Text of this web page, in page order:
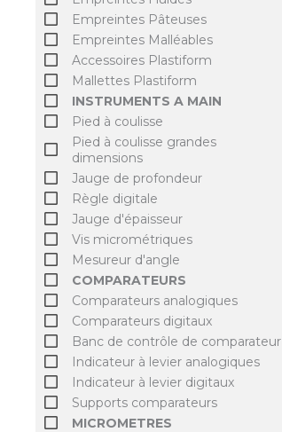
Empreintes Pâteuses
Empreintes Malléables
Accessoires Plastiform
Mallettes Plastiform
INSTRUMENTS A MAIN
Pied à coulisse
Pied à coulisse grandes
dimensions
Jauge de profondeur
Règle digitale
Jauge d'épaisseur
Vis micrométriques
Mesureur d'angle
COMPARATEURS
Comparateurs analogiques
Comparateurs digitaux
Banc de contrôle de comparateur
Indicateur à levier analogiques
Indicateur à levier digitaux
Supports comparateurs
MICROMETRES